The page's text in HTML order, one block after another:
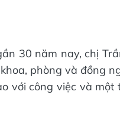
30 năm nay, chị
phòng và đồng
với công việc và